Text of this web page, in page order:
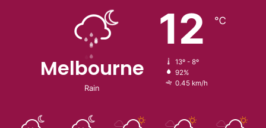
Melbourne
Rain
12 ℃
13º - 8º
92%
0.45 km/h